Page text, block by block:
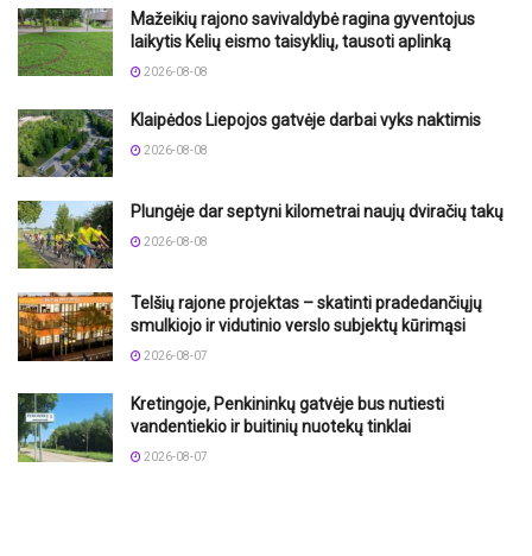
Mažeikių rajono savivaldybė ragina gyventojus
laikytis Kelių eismo taisyklių, tausoti aplinką
2026-08-08
Klaipėdos Liepojos gatvėje darbai vyks naktimis
2026-08-08
Plungėje dar septyni kilometrai naujų dviračių takų
2026-08-08
Telšių rajone projektas – skatinti pradedančiųjų
smulkiojo ir vidutinio verslo subjektų kūrimąsi
2026-08-07
Kretingoje, Penkininkų gatvėje bus nutiesti
vandentiekio ir buitinių nuotekų tinklai
2026-08-07